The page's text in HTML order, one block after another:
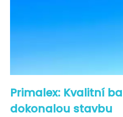
Primalex: Kvalitní
dokonalou stavbu